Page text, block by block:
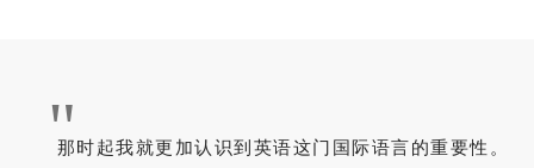
"
那时起我就更加认识到英语这门国际语言的重要性。